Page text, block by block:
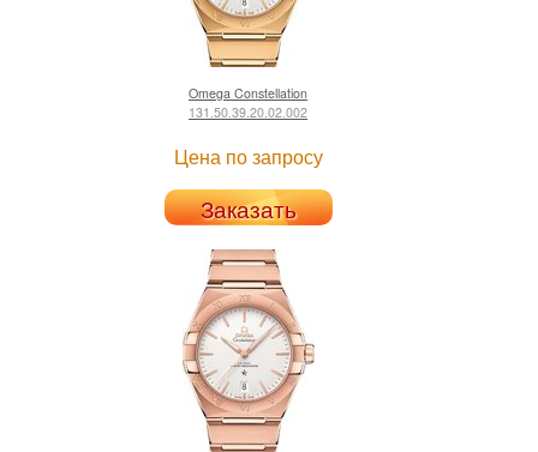
Omega Constellation
131.50.39.20.02.002
Цена по запросу
Заказать